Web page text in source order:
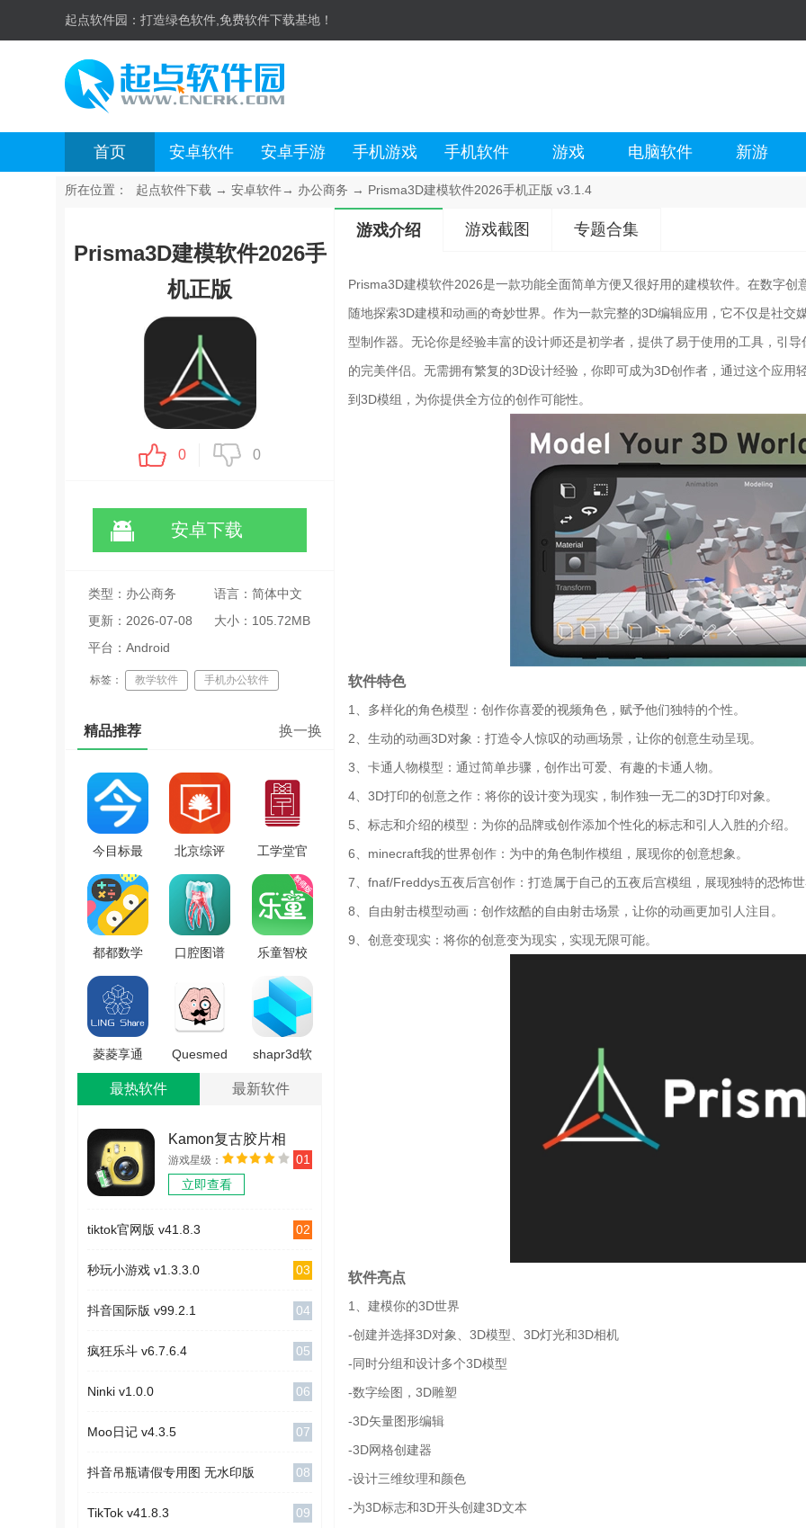
起点软件园： 打造绿色软件,免费软件下载基地！
首页 安卓软件 安卓手游 手机游戏 手机软件 游戏 电脑软件 新游
所在位置： 起点软件下载 → 安卓软件→ 办公商务 → Prisma3D建模软件2026手机正版 v3.1.4
Prisma3D建模软件2026手
机正版
0 0
安卓下载
类型：办公商务
语言：简体中文
更新：2026-07-08
16:04:20
大小：105.72MB
平台：Android
标签： 教学软件 手机办公软件
精品推荐 换一换
今目标最
新免费版
V8.8.3
北京综评
学生端手
机版 V1.0
工学堂官
方正版
V1.0.7
都都数学
原版
V6.19.4
口腔图谱
版 V4.5
乐童智校
教师版
V1.1.8
菱菱享通
用版
V1.1.10
Quesmed
学习手机
shapr3d软
最热软件 最新软件
Kamon复古胶片相
机 v2.2.2
游戏星级：
立即查看
01
tiktok官网版 v41.8.3 02
秒玩小游戏 v1.3.3.0 03
抖音国际版 v99.2.1 04
疯狂乐斗 v6.7.6.4 05
Ninki v1.0.0 06
Moo日记 v4.3.5 07
抖音吊瓶请假专用图 无水印版 08
TikTok v41.8.3 09
游戏介绍 游戏截图 专题合集
Prisma3D建模软件2026是一款功能全面简单方便又很好用的建模软件。在数字
随地探索3D建模和动画的奇妙世界。作为一款完整的3D编辑应用，它不仅是社
型制作器。无论你是经验丰富的设计师还是初学者，提供了易于使用的工具，引
的完美伴侣。无需拥有繁复的3D设计经验，你即可成为3D创作者，通过这个应
到3D模组，为你提供全方位的创作可能性。
软件特色
1、多样化的角色模型：创作你喜爱的视频角色，赋予他们独特的个性。
2、生动的动画3D对象：打造令人惊叹的动画场景，让你的创意生动呈现。
3、卡通人物模型：通过简单步骤，创作出可爱、有趣的卡通人物。
4、3D打印的创意之作：将你的设计变为现实，制作独一无二的3D打印对象。
5、标志和介绍的模型：为你的品牌或创作添加个性化的标志和引人入胜的介绍。
6、minecraft我的世界创作：为中的角色制作模组，展现你的创意想象。
7、fnaf/Freddys五夜后宫创作：打造属于自己的五夜后宫模组，展现独特的恐怖
8、自由射击模型动画：创作炫酷的自由射击场景，让你的动画更加引人注目。
9、创意变现实：将你的创意变为现实，实现无限可能。
软件亮点
1、建模你的3D世界
-创建并选择3D对象、3D模型、3D灯光和3D相机
-同时分组和设计多个3D模型
-数字绘图，3D雕塑
-3D矢量图形编辑
-3D网格创建器
-设计三维纹理和颜色
-为3D标志和3D开头创建3D文本